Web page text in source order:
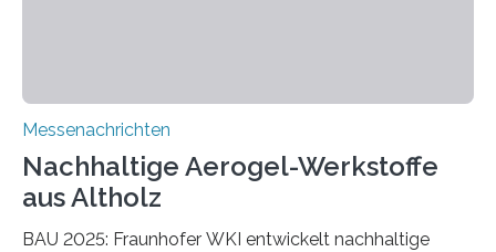
Messenachrichten
Nachhaltige Aerogel-Werkstoffe
aus Altholz
BAU 2025: Fraunhofer WKI entwickelt nachhaltige